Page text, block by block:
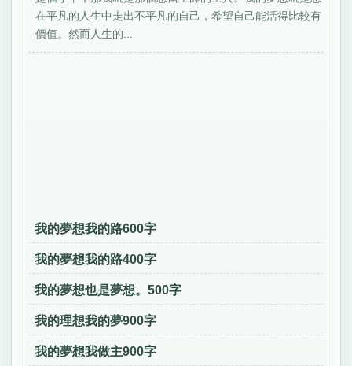
在平凡的人生中走出不平凡的自己，希望自己能活得比較有
價值。然而人生的...
我的夢想我的路600字
我的夢想我的路400字
我的夢想也是夢想。500字
我的理想我的夢900字
我的夢想我做主900字